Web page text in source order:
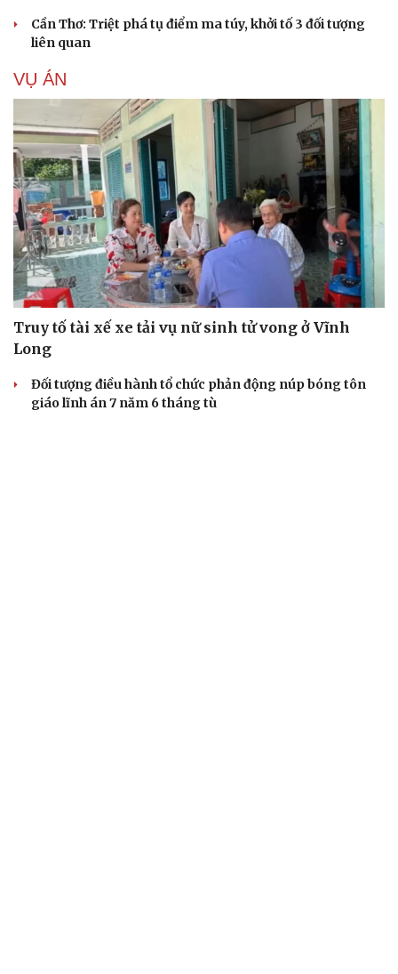
Cần Thơ: Triệt phá tụ điểm ma túy, khởi tố 3 đối tượng
liên quan
VỤ ÁN
Truy tố tài xế xe tải vụ nữ sinh tử vong ở Vĩnh
Long
Đối tượng điều hành tổ chức phản động núp bóng tôn
giáo lĩnh án 7 năm 6 tháng tù